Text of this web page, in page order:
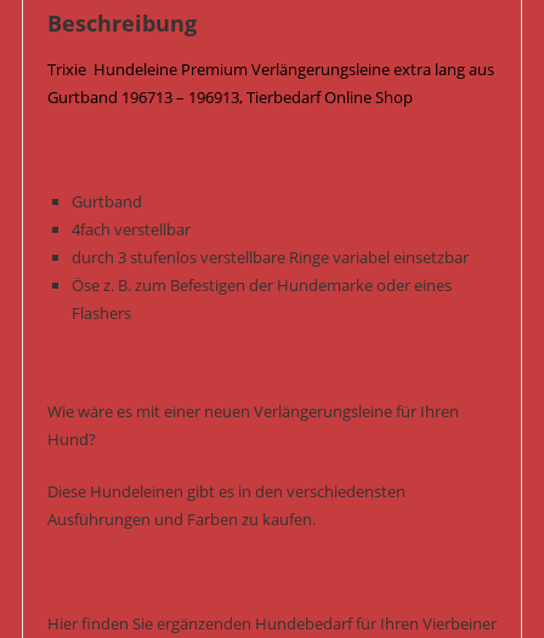
MengeBeschreibung
Trixie Hundeleine Premium Verlängerungsleine extra lang aus
Gurtband 196713 – 196913, Tierbedarf Online Shop
Gurtband
4fach verstellbar
durch 3 stufenlos verstellbare Ringe variabel einsetzbar
Öse z. B. zum Befestigen der Hundemarke oder eines
Flashers
Wie wäre es mit einer neuen Verlängerungsleine für Ihren
Hund?
Diese Hundeleinen gibt es in den verschiedensten
Ausführungen und Farben zu kaufen.
Hier finden Sie ergänzenden Hundebedarf für Ihren Vierbeiner